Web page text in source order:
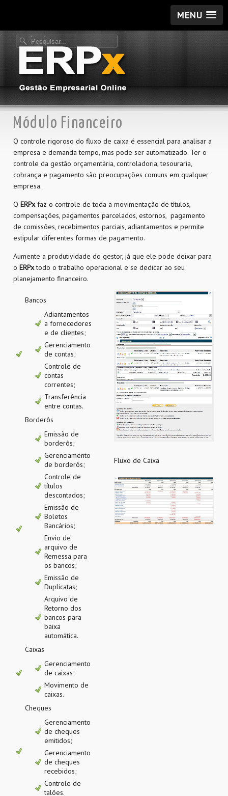
MENU
Módulo Financeiro
O controle rigoroso do fluxo de caixa é essencial para analisar a
empresa e demanda tempo, mas pode ser automatizado. Ter o
controle da gestão orçamentária, controladoria, tesouraria,
cobrança e pagamento são preocupações comuns em qualquer
empresa.
OERPxfaz o controle de toda a movimentação de títulos,
compensações, pagamentos parcelados, estornos, pagamento
de comissões, recebimentos parciais, adiantamentos e permite
estipular diferentes formas de pagamento.
Aumente a produtividade do gestor, já que ele pode deixar para
oERPxtodo o trabalho operacional e se dedicar ao seu
planejamento financeiro.
Bancos
Adiantamentos
a fornecedores
e de clientes;
Gerenciamento
de contas;
Controle de
contas
correntes;
Transferência
entre contas.
Borderôs
Emissão de
borderôs;
Gerenciamento
de borderôs;
Controle de
títulos
descontados;
Emissão de
Boletos
Bancários;
Envio de
arquivo de
Remessa para
os bancos;
Emissão de
Duplicatas;
Arquivo de
Retorno dos
bancos para
baixa
automática.
Caixas
Gerenciamento
de caixas;
Movimento de
caixas.
Cheques
Gerenciamento
de cheques
emitidos;
Gerenciamento
de cheques
recebidos;
Controle de
talões.
Fluxo de Caixa